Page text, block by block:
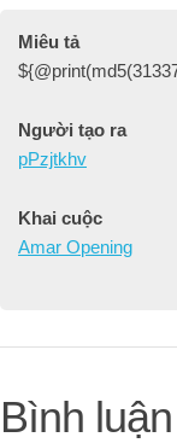
Miêu tả
Người tạo ra
pPzjtkhv
Khai cuộc
Amar Opening
Bình luận